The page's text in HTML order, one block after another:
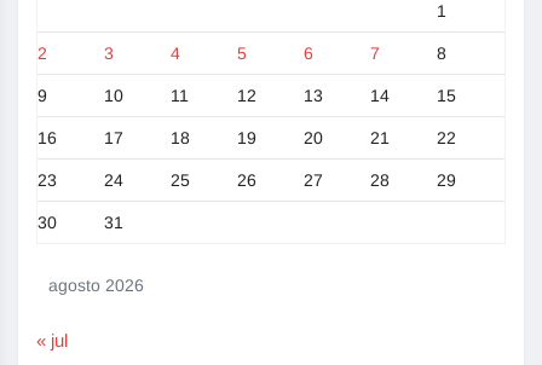
agosto 2026
1
2 3 4 5 6 7 8
9 10 11 12 13 14 15
16 17 18 19 20 21 22
23 24 25 26 27 28 29
30 31
« jul